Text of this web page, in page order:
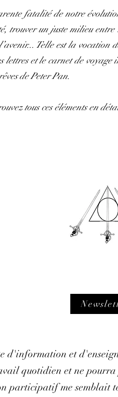
fatalité de notre
trouver un juste milieu
Telle est la vocation
et le carnet de
de Peter Pan.
tous ces éléments en
d'information et
quotidien et ne pourra
participatif me semblait